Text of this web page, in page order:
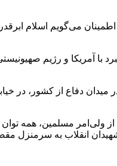
می‌گویم‌ اسلام‌
آمریکا و رژیم
میدان دفاع از کشور، در
ولی‌امر مسلمین، همه
شهیدان انقلاب به سرمنزل